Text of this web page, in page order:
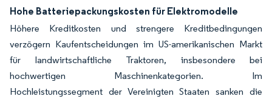
Hohe Batteriepackungskosten für Elektromodelle
Höhere Kreditkosten und strengere Kreditbedingungen
verzögern Kaufentscheidungen im US-amerikanischen Markt
für landwirtschaftliche Traktoren, insbesondere bei
hochwertigen Maschinenkategorien. Im
Hochleistungssegment der Vereinigten Staaten sanken die